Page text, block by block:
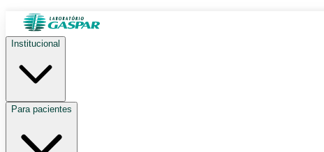
Institucional
Para pacientes